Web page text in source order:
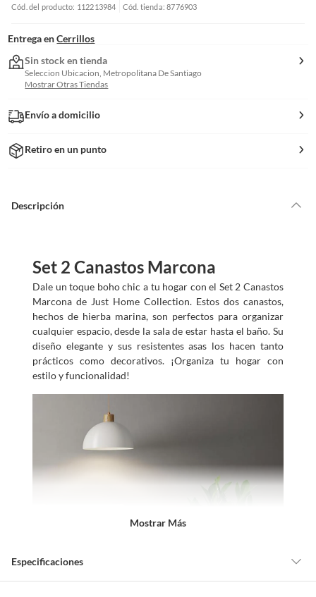
Cód. del producto: 112213984 Cód. tienda: 8776903
Entrega en Cerrillos
Sin stock en tienda
Seleccion Ubicacion, Metropolitana De Santiago
Mostrar Otras Tiendas
Envío a domicilio
Retiro en un punto
Descripción
Set 2 Canastos Marcona
Dale un toque boho chic a tu hogar con el Set 2 Canastos
Marcona de Just Home Collection. Estos dos canastos,
hechos de hierba marina, son perfectos para organizar
cualquier espacio, desde la sala de estar hasta el baño. Su
diseño elegante y sus resistentes asas los hacen tanto
prácticos como decorativos. ¡Organiza tu hogar con
estilo y funcionalidad!
Mostrar Más
Especificaciones